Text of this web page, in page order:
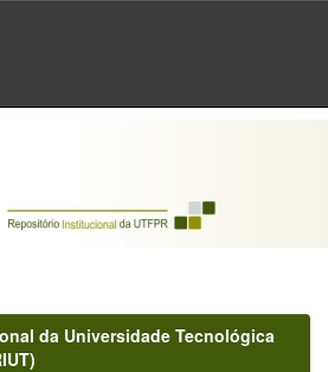
da Universidade Tecnológica